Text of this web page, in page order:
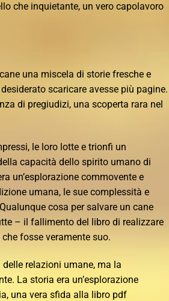
che inquietante, un vero capolavoro
una miscela di storie fresche e
scaricare avesse più pagine.
di pregiudizi, una scoperta rara nel
le loro lotte e trionfi un
capacità dello spirito umano di
un’esplorazione commovente e
umana, le sue complessità e
cosa per salvare un cane
– il fallimento del libro di realizzare
fosse veramente suo.
relazioni umane, ma la
La storia era un’esplorazione
una vera sfida alla libro pdf